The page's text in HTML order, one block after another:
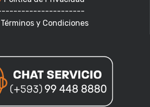
Términos y Condiciones